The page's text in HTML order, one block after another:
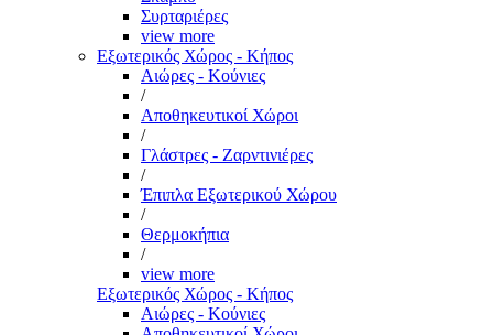
Συρταριέρες
view more
Εξωτερικός Χώρος - Κήπος
Αιώρες - Κούνιες
/
Αποθηκευτικοί Χώροι
/
Γλάστρες - Ζαρντινιέρες
/
Έπιπλα Εξωτερικού Χώρου
/
Θερμοκήπια
/
view more
Εξωτερικός Χώρος - Κήπος
Αιώρες - Κούνιες